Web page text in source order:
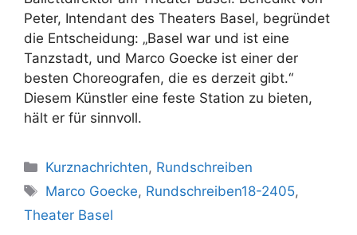
Peter, Intendant des Theaters Basel, begründet
die Entscheidung: „Basel war und ist eine
Tanzstadt, und Marco Goecke ist einer der
besten Choreografen, die es derzeit gibt.“
Diesem Künstler eine feste Station zu bieten,
hält er für sinnvoll.
Kategorien
Kurznachrichten, Rundschreiben
Schlagwörter
Marco Goecke, Rundschreiben18-2405,
Theater Basel